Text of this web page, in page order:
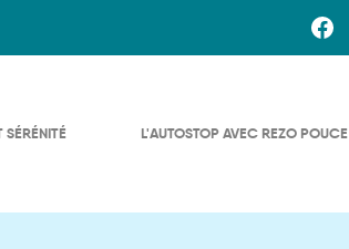
L'AUTOSTOP AVEC REZO POUCE